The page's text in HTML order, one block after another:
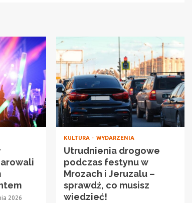
2026
KULTURA WYDARZENIA
Utrudnienia drogowe
podczas festynu w
Mrozach i Jeruzalu –
sprawdź, co musisz
wiedzieć!